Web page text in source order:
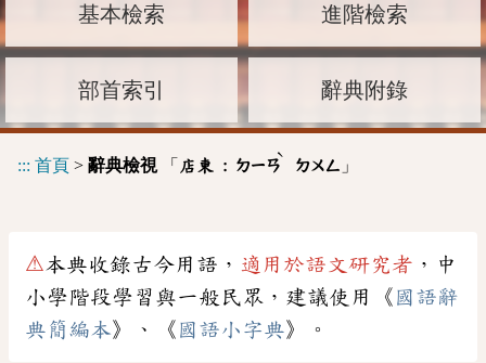
基本檢索 進階檢索
部首索引 辭典附錄
::: 首頁 > 辭典檢視「 店東 : ㄉㄧㄢ
ˋ
ㄉㄨㄥ 」
⚠本典收錄古今用語， 適用於語文研究者 ，中
小學階段學習與一般民眾，建議使用《 國語辭
典簡編本》、《 國語小字典》。